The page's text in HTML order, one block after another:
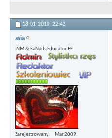
18-01-2010, 22:42
asia
INM & RaNails Educator EF
Zarejestrowany
Mar 2009